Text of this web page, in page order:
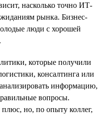
насколько точно ИТ-
рынка. Бизнес-
люди с хорошей
которые получили
консалтинга или
информацию,
вопросы.
но, по опыту коллег,